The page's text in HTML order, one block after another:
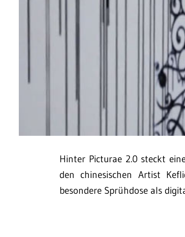
Hinter Picturae 2.0 steckt
den chinesischen Artist
besondere Sprühdose als